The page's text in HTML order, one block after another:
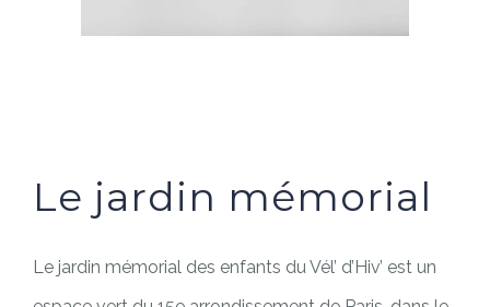
Le jardin mémorial
Le jardin mémorial des enfants du Vél’ d’Hiv’ est un